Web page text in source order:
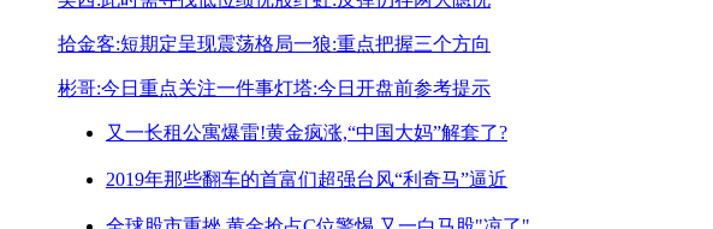
拾金客:短期定呈现震荡格局一狼:重点把握三个方向
彬哥:今日重点关注一件事灯塔:今日开盘前参考提示
又一长租公寓爆雷!黄金疯涨,“中国大妈”解套了?
2019年那些翻车的首富们超强台风“利奇马”逼近